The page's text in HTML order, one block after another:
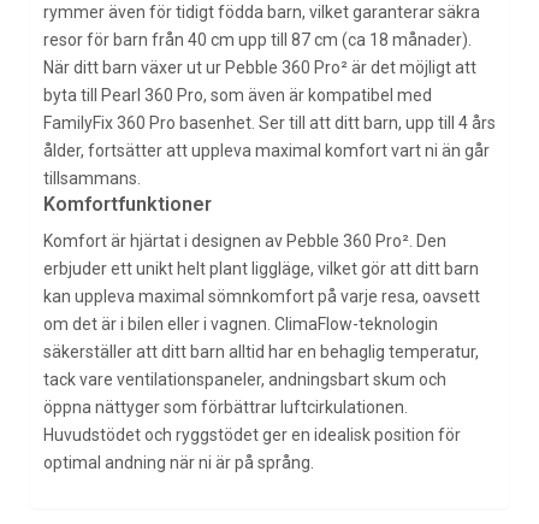
rymmer även för tidigt födda barn, vilket garanterar säkra
resor för barn från 40 cm upp till 87 cm (ca 18 månader).
När ditt barn växer ut ur Pebble 360 Pro² är det möjligt att
byta till Pearl 360 Pro, som även är kompatibel med
FamilyFix 360 Pro basenhet. Ser till att ditt barn, upp till 4 års
ålder, fortsätter att uppleva maximal komfort vart ni än går
tillsammans.
Komfortfunktioner
Komfort är hjärtat i designen av Pebble 360 Pro². Den
erbjuder ett unikt helt plant liggläge, vilket gör att ditt barn
kan uppleva maximal sömnkomfort på varje resa, oavsett
om det är i bilen eller i vagnen. ClimaFlow-teknologin
säkerställer att ditt barn alltid har en behaglig temperatur,
tack vare ventilationspaneler, andningsbart skum och
öppna nättyger som förbättrar luftcirkulationen.
Huvudstödet och ryggstödet ger en idealisk position för
optimal andning när ni är på språng.